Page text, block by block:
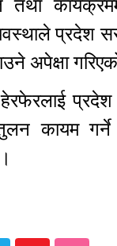
तथा
प्रदेश
अपेक्षा
हेरफेरलाई
कायम